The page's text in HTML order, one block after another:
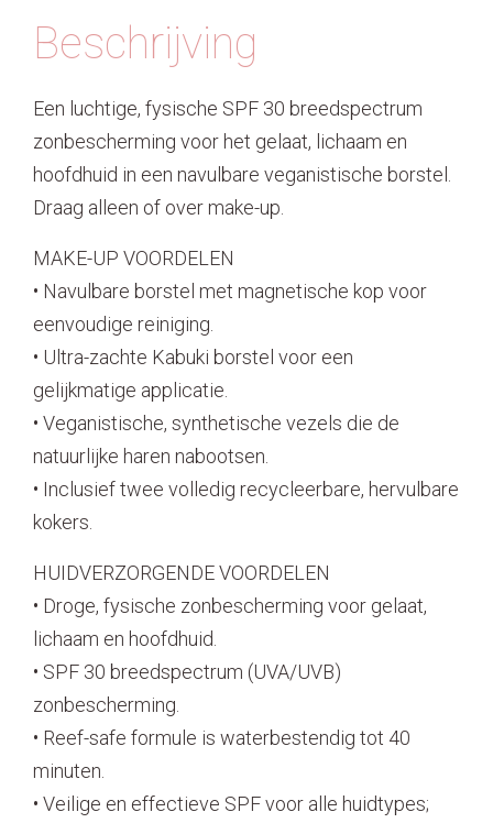
Beschrijving
Een luchtige, fysische SPF 30 breedspectrum
zonbescherming voor het gelaat, lichaam en
hoofdhuid in een navulbare veganistische borstel.
Draag alleen of over make-up.
MAKE-UP VOORDELEN
• Navulbare borstel met magnetische kop voor
eenvoudige reiniging.
• Ultra-zachte Kabuki borstel voor een
gelijkmatige applicatie.
• Veganistische, synthetische vezels die de
natuurlijke haren nabootsen.
• Inclusief twee volledig recycleerbare, hervulbare
kokers.
HUIDVERZORGENDE VOORDELEN
• Droge, fysische zonbescherming voor gelaat,
lichaam en hoofdhuid.
• SPF 30 breedspectrum (UVA/UVB)
zonbescherming.
• Reef-safe formule is waterbestendig tot 40
minuten.
• Veilige en effectieve SPF voor alle huidtypes;